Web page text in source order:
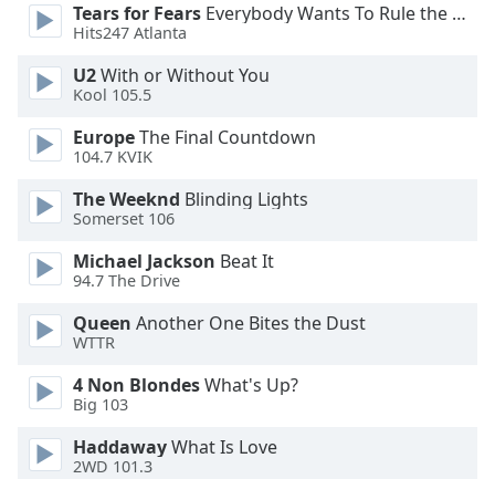
Opacity
Text
Background
Area
Background
Color
Opacity
Tears for Fears Everybody Wants To Rule the World
Hits247 Atlanta
U2With or Without You
Kool 105.5
EuropeThe Final Countdown
104.7 KVIK
The Weeknd Blinding Lights
Somerset 106
Michael Jackson Beat It
94.7 The Drive
Queen Another One Bites the Dust
WTTR
4 Non BlondesWhat's Up?
Big 103
HaddawayWhat Is Love
2WD 101.3